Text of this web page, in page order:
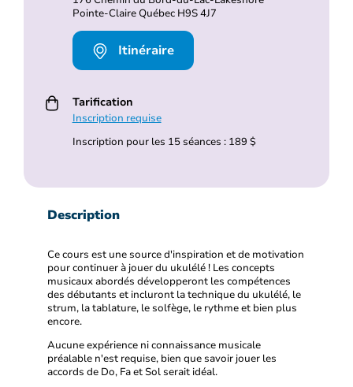
Pointe-Claire Québec H9S 4J7
Itinéraire
Tarification
Inscription requise
Inscription pour les 15 séances : 189 $
Description
Ce cours est une source d'inspiration et de motivation
pour continuer à jouer du ukulélé ! Les concepts
musicaux abordés développeront les compétences
des débutants et incluront la technique du ukulélé, le
strum, la tablature, le solfège, le rythme et bien plus
encore.
Aucune expérience ni connaissance musicale
préalable n'est requise, bien que savoir jouer les
accords de Do, Fa et Sol serait idéal.